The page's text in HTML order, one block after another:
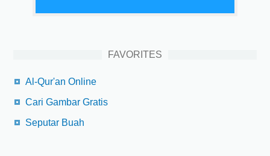
FAVORITES
Al-Qur'an Online
Cari Gambar Gratis
Seputar Buah